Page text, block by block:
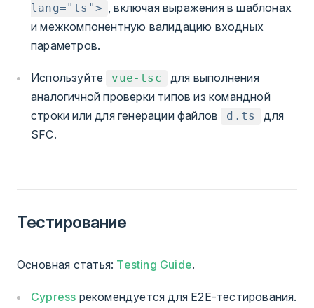
lang="ts"> , включая выражения в шаблонах
и межкомпонентную валидацию входных
параметров.
Используйте vue-tsc
для выполнения
аналогичной проверки типов из командной
строки или для генерации файлов
d.ts
для
SFC.
Тестирование
Основная статья: Testing Guide.
Cypress рекомендуется для E2E-тестирования.